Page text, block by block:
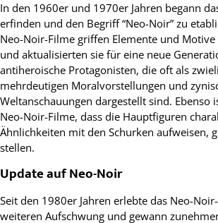
In den 1960er und 1970er Jahren begann
erfinden und den Begriff “Neo-Noir” zu
Neo-Noir-Filme griffen Elemente und
und aktualisierten sie für eine neue
antiheroische Protagonisten, die oft als
mehrdeutigen Moralvorstellungen und
Weltanschauungen dargestellt sind. Ebenso
Neo-Noir-Filme, dass die Hauptfiguren
Ähnlichkeiten mit den Schurken aufweisen,
stellen.
Update auf Neo-Noir
Seit den 1980er Jahren erlebte das Neo-
weiteren Aufschwung und gewann